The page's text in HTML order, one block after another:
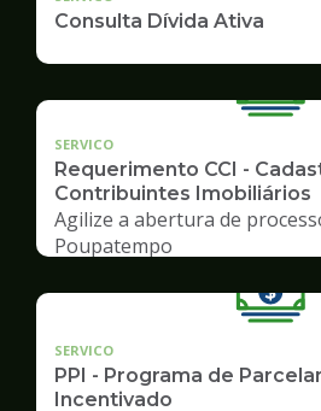
Consulta Dívida Ativa
SERVICO
Requerimento CCI -
Contribuintes Imobiliários
Agilize a abertura de
Poupatempo
SERVICO
PPI - Programa de
Incentivado